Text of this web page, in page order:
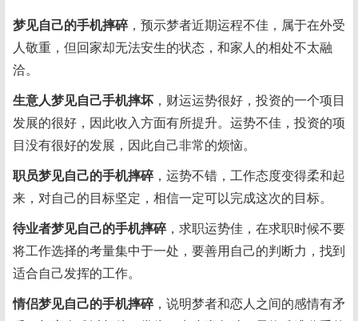
梦见自己的手机摔碎，预示梦者近期运程不佳，属于在外受
人敬重，但回家却无法安生的状态，和家人的相处不太融
洽。
生意人梦见自己手机摔坏 ，财运运势很好，投资的一个项目
发展的很好，因此收入方面有所提升。运势不佳，投资的项
目没有很好的发展，因此自己非常的烦恼。
职员梦见自己的手机摔碎，运势不错，工作态度变得柔和起
来，对自己的目标坚定，相信一定可以完成这次的目标。
待业者梦见自己的手机摔碎，求职运势佳，在求职时候不要
将工作选择的考量集中于一处，要善用自己的判断力，找到
适合自己发挥的工作。
情侣梦见自己的手机摔碎，说明梦者和恋人之间的感情有矛